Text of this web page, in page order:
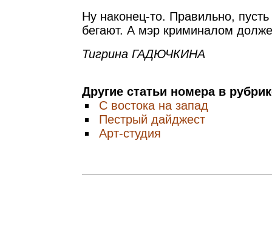
Ну наконец-то. Правильно,
бегают. А мэр криминалом
Тигрина ГАДЮЧКИНА
Другие статьи номера в
С востока на запад
Пестрый дайджест
Арт-студия